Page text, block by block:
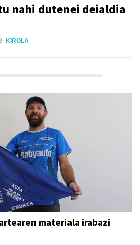
nahi dutenei deialdia
KIROLA
materiala irabazi